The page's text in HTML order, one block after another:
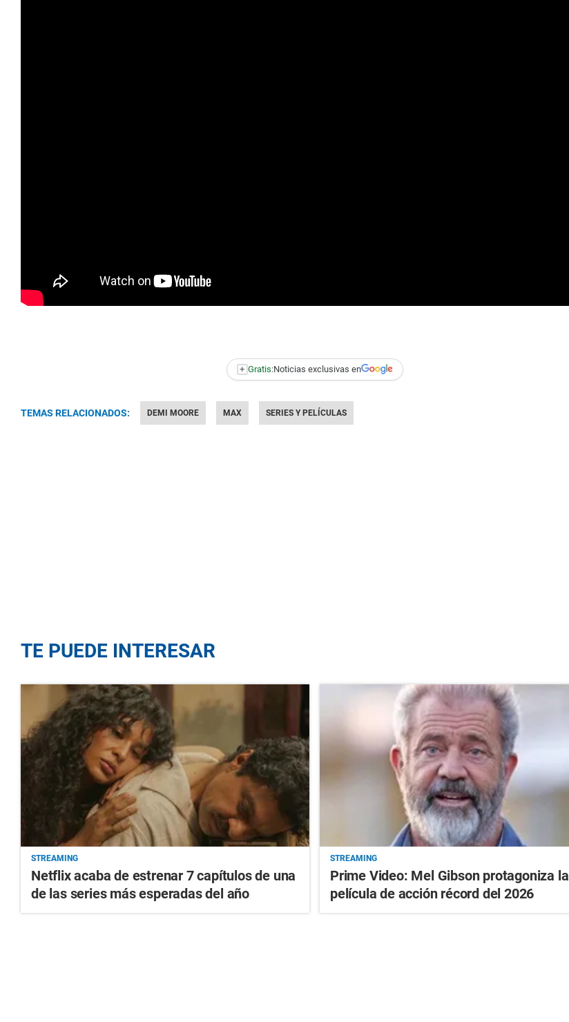
+ Gratis:Noticias exclusivas en
TEMAS RELACIONADOS: DEMI MOORE MAX SERIES Y PELÍCULAS
TE PUEDE INTERESAR
STREAMING
Netflix acaba de estrenar 7 capítulos de una
de las series más esperadas del año
STREAMING
Prime Video: Mel Gibson protagoniza la
película de acción récord del 2026